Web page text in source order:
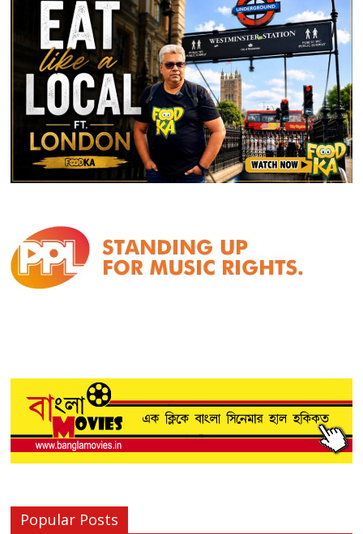
Popular Posts